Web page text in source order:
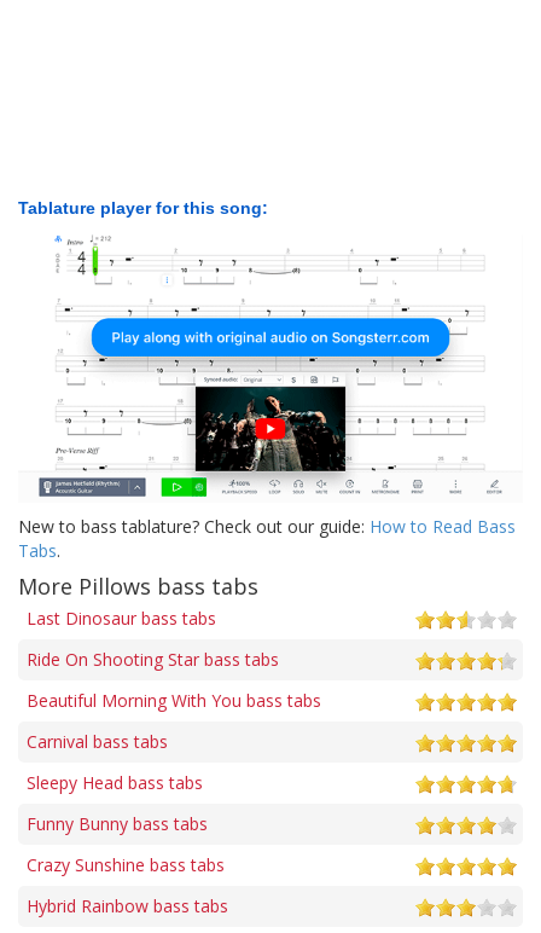
Tablature player for this song:
New to bass tablature? Check out our guide: How to Read Bass
Tabs.
More Pillows bass tabs
Last Dinosaur bass tabs
Ride On Shooting Star bass tabs
Beautiful Morning With You bass tabs
Carnival bass tabs
Sleepy Head bass tabs
Funny Bunny bass tabs
Crazy Sunshine bass tabs
Hybrid Rainbow bass tabs